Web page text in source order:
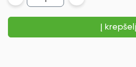
Lipnios
etiketės
A4,
Į krepšelį